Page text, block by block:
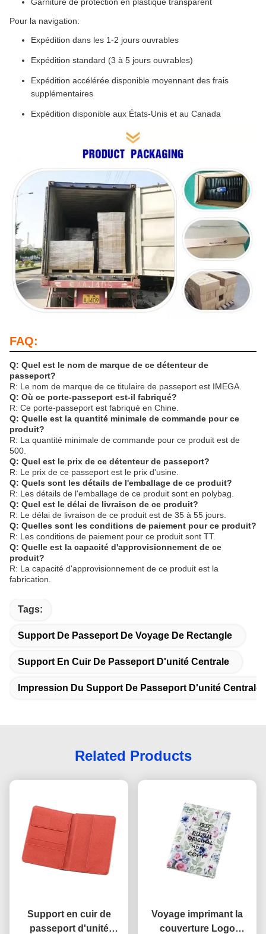
Pour la navigation:
Expédition dans les 1-2 jours ouvrables
Expédition standard (3 à 5 jours ouvrables)
Expédition accélérée disponible moyennant des frais
supplémentaires
Expédition disponible aux États-Unis et au Canada
FAQ:
Q: Quel est le nom de marque de ce détenteur de
passeport?
R: Le nom de marque de ce titulaire de passeport est IMEGA.
Q: Où ce porte-passeport est-il fabriqué?
R: Ce porte-passeport est fabriqué en Chine.
Q: Quelle est la quantité minimale de commande pour ce
produit?
R: La quantité minimale de commande pour ce produit est de
500.
Q: Quel est le prix de ce détenteur de passeport?
R: Le prix de ce passeport est le prix d'usine.
Q: Quels sont les détails de l'emballage de ce produit?
R: Les détails de l'emballage de ce produit sont en polybag.
Q: Quel est le délai de livraison de ce produit?
R: Le délai de livraison de ce produit est de 35 à 55 jours.
Q: Quelles sont les conditions de paiement pour ce produit?
R: Les conditions de paiement pour ce produit sont TT.
Q: Quelle est la capacité d'approvisionnement de ce
produit?
R: La capacité d'approvisionnement de ce produit est la
fabrication.
Tags:
Support De Passeport De Voyage De Rectangle
Support En Cuir De Passeport D'unité Centrale
Impression Du Support De Passeport D'unité Centrale
Related Products
Support en cuir de
passeport d'unité
Voyage imprimant la
couverture Logo